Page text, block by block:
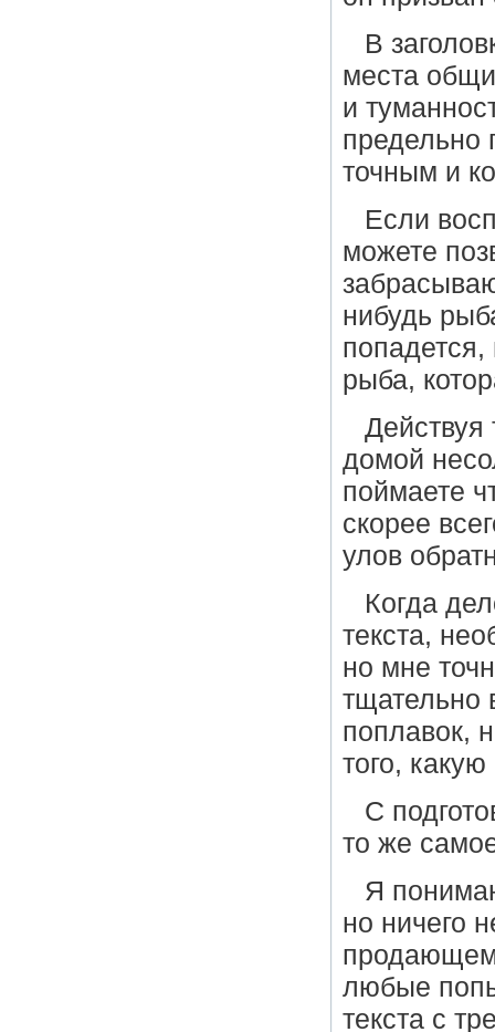
В
места
и
предельно
точным и
Если
можете
нибудь
попадется,
рыба,
Действуя
домой
поймаете
скорее
улов
Когда
текста,
но мне
тщательно
поплавок,
того,
С
то же
Я
но ничего
любые
текста с